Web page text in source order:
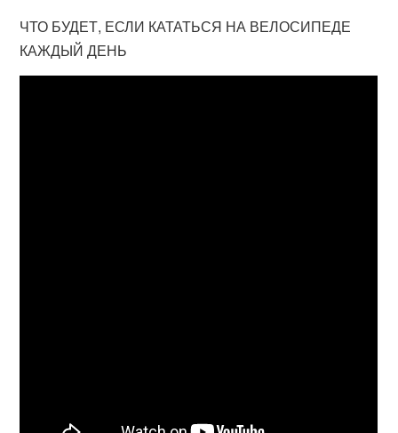
ЧТО БУДЕТ, ЕСЛИ КАТАТЬСЯ НА ВЕЛОСИПЕДЕ
КАЖДЫЙ ДЕНЬ